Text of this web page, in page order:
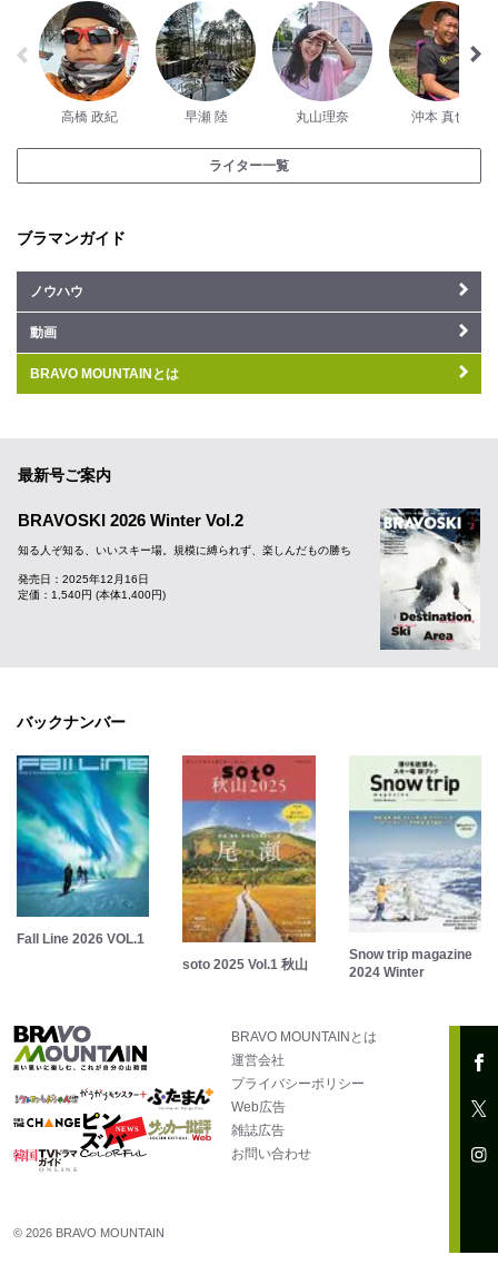
高橋 政紀 早瀬 陸 丸山理奈 沖本 真也
ライター一覧
ブラマンガイド
ノウハウ
動画
BRAVO MOUNTAINとは
最新号ご案内
BRAVOSKI 2026 Winter Vol.2
知る人ぞ知る、いいスキー場。規模に縛られず、楽しんだもの勝ち
発売日：2025年12月16日
定価：1,540円 (本体1,400円)
バックナンバー
Fall Line 2026 VOL.1
soto 2025 Vol.1 秋山
Snow trip magazine
2024 Winter
BRAVO MOUNTAINとは
運営会社
プライバシーポリシー
Web広告
雑誌広告
お問い合わせ
© 2026 BRAVO MOUNTAIN